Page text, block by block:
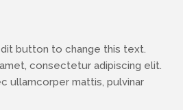
button to change this text.
consectetur adipiscing elit.
ullamcorper mattis, pulvinar